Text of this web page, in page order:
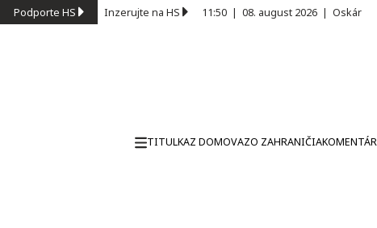
Podporte HS Inzerujte na HS 11:50 | 08. august 2026 | Oskár
TITULKAZ DOMOVAZO ZAHRANIČIA